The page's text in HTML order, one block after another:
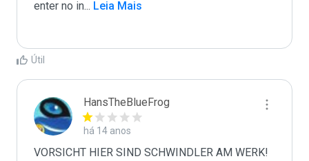
enter no in... Leia Mais
Útil
HansTheBlueFrog
há 14 anos
VORSICHT HIER SIND SCHWINDLER AM WERK!